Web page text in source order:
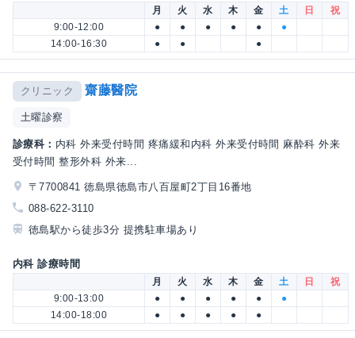
月 火 水 木 金 土 日
祝
9:00-12:00
● ● ● ● ●
●
14:00-16:30
● ● ●
クリニック 齋藤醫院
土曜診察
診療科： 内科 外来受付時間 疼痛緩和内科 外来受付時間 麻酔科 外来
受付時間 整形外科 外来...
〒7700841 徳島県徳島市八百屋町2丁目16番地
088-622-3110
徳島駅から徒歩3分 提携駐車場あり
内科 診療時間
月 火 水 木 金 土 日
祝
9:00-13:00
● ● ● ● ●
●
14:00-18:00
● ● ● ● ●